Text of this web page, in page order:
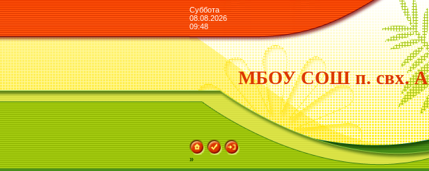
Суббота
08.08.2026
09:48
МБОУ СОШ п. свх.
»